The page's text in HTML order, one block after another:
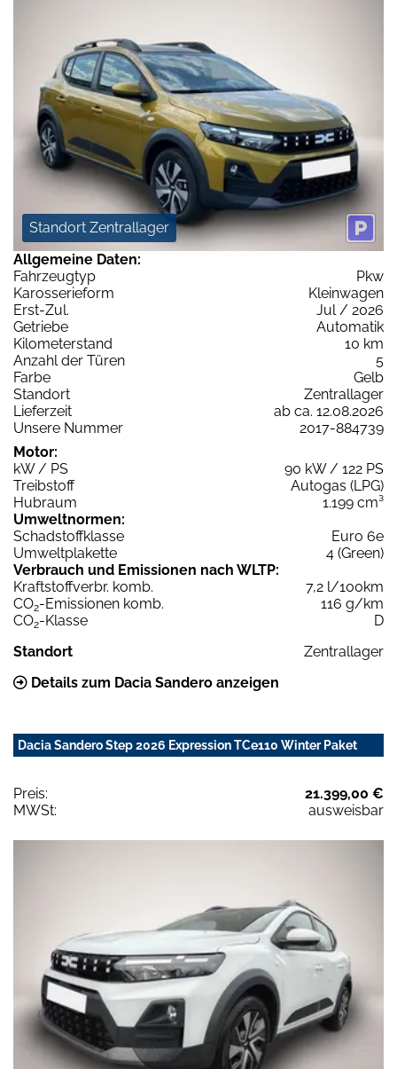
Standort Zentrallager
Allgemeine Daten:
Fahrzeugtyp
Pkw
Karosserieform
Kleinwagen
Erst-Zul.
Jul / 2026
Getriebe
Automatik
Kilometerstand
10 km
Anzahl der Türen
5
Farbe
Gelb
Standort
Zentrallager
Lieferzeit
ab ca. 12.08.2026
Unsere Nummer
2017-884739
Motor:
kW / PS
90 kW / 122 PS
Treibstoff
Autogas (LPG)
Hubraum
1.199 cm³
Umweltnormen:
Schadstoffklasse
Euro 6e
Umweltplakette
4 (Green)
Verbrauch und Emissionen nach WLTP:
Kraftstoffverbr. komb.
7,2 l/100km
CO2-Emissionen komb.
116 g/km
CO2-Klasse
D
Standort
Zentrallager
Details zum Dacia Sandero anzeigen
Dacia Sandero Step 2026 Expression TCe110 Winter Paket
Preis:
21.399,00 €
MWSt:
ausweisbar